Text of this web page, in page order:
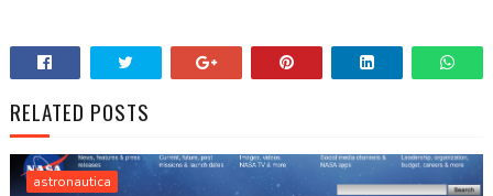
RELATED POSTS
astronautica